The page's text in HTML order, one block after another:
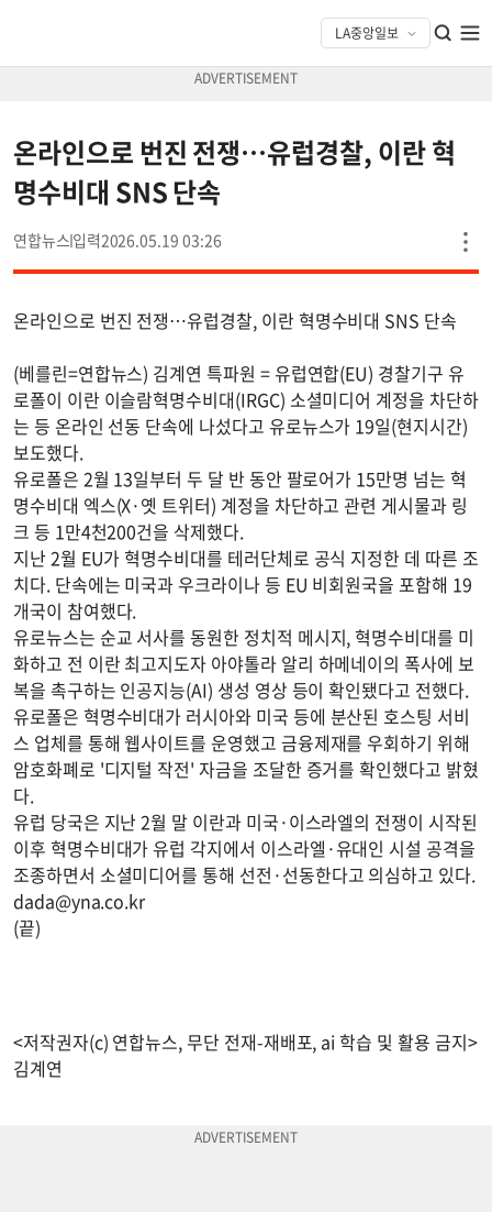
온라인으로 번진 전쟁…유럽경찰, 이란 혁
명수비대 SNS 단속
연합뉴스 2026.05.19 03:26
온라인으로 번진 전쟁…유럽경찰, 이란 혁명수비대 SNS 단속
(베를린=연합뉴스) 김계연 특파원 = 유럽연합(EU) 경찰기구 유
로폴이 이란 이슬람혁명수비대(IRGC) 소셜미디어 계정을 차단하
는 등 온라인 선동 단속에 나섰다고 유로뉴스가 19일(현지시간)
보도했다.
유로폴은 2월 13일부터 두 달 반 동안 팔로어가 15만명 넘는 혁
명수비대 엑스(X·옛 트위터) 계정을 차단하고 관련 게시물과 링
크 등 1만4천200건을 삭제했다.
지난 2월 EU가 혁명수비대를 테러단체로 공식 지정한 데 따른 조
치다. 단속에는 미국과 우크라이나 등 EU 비회원국을 포함해 19
개국이 참여했다.
유로뉴스는 순교 서사를 동원한 정치적 메시지, 혁명수비대를 미
화하고 전 이란 최고지도자 아야톨라 알리 하메네이의 폭사에 보
복을 촉구하는 인공지능(AI) 생성 영상 등이 확인됐다고 전했다.
유로폴은 혁명수비대가 러시아와 미국 등에 분산된 호스팅 서비
스 업체를 통해 웹사이트를 운영했고 금융제재를 우회하기 위해
암호화폐로 '디지털 작전' 자금을 조달한 증거를 확인했다고 밝혔
다.
유럽 당국은 지난 2월 말 이란과 미국·이스라엘의 전쟁이 시작된
이후 혁명수비대가 유럽 각지에서 이스라엘·유대인 시설 공격을
조종하면서 소셜미디어를 통해 선전·선동한다고 의심하고 있다.
dada@yna.co.kr
(끝)
<저작권자(c) 연합뉴스, 무단 전재-재배포, ai 학습 및 활용 금지>
김계연